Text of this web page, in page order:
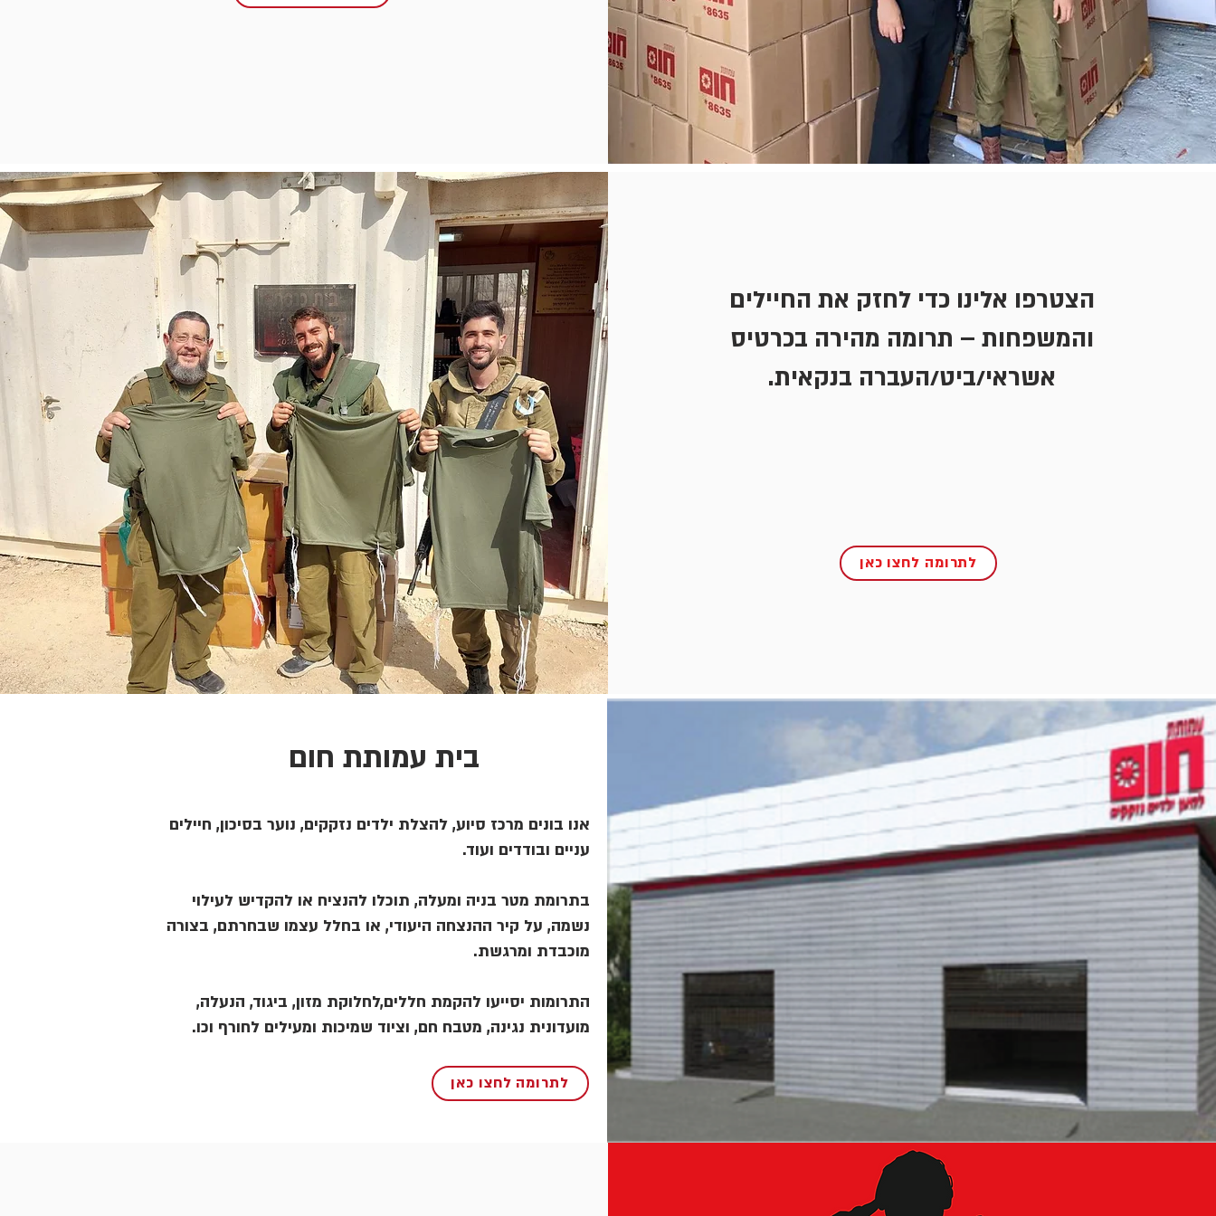
הצטרפו אלינו כדי לחזק את החיילים
והמשפחות – תרומה מהירה בכרטיס
אשראי/ביט/העברה בנקאית.
לתרומה לחצו כאן
בית עמותת חום
אנו בונים מרכז סיוע, להצלת ילדים נזקקים, נוער בסיכון, חיילים
עניים ובודדים ועוד.
בתרומת מטר בניה ומעלה, תוכלו להנציח או להקדיש לעילוי
נשמה, על קיר ההנצחה היעודי, או בחלל עצמו שבחרתם, בצורה
מוכבדת ומרגשת.
התרומות יסייעו להקמת חללים,לחלוקת מזון, ביגוד, הנעלה,
מועדונית נגינה, מטבח חם, וציוד שמיכות ומעילים לחורף וכו.
לתרומה לחצו כאן